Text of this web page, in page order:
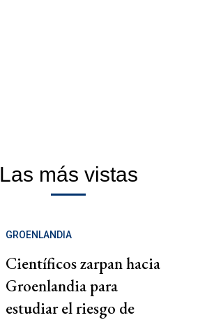
Las más vistas
GROENLANDIA
Científicos zarpan hacia
Groenlandia para
estudiar el riesgo de